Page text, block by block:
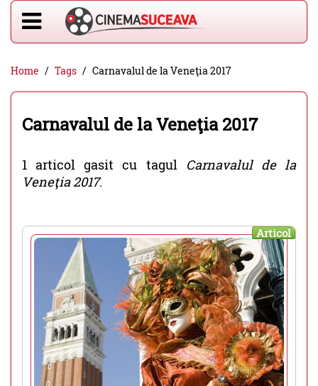
Home Tags Carnavalul de la Veneţia 2017
Carnavalul de la Veneţia 2017
1 articol gasit cu tagul Carnavalul de la
Veneţia 2017.
Articol